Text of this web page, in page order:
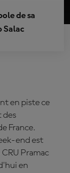
de sa
Salac
en piste ce
des
France.
end est
CRU Pramac
en